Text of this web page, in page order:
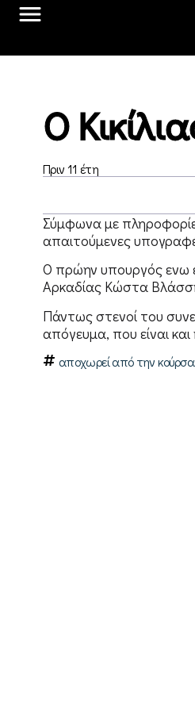
Ο
Πριν 11 έτη
Σύμφωνα με
απαιτούμενες
Ο πρώην υπουργός ενω
Αρκαδίας Κώστα
Πάντως στενοί του
απόγευμα, που είναι
αποχωρεί από την κούρσα